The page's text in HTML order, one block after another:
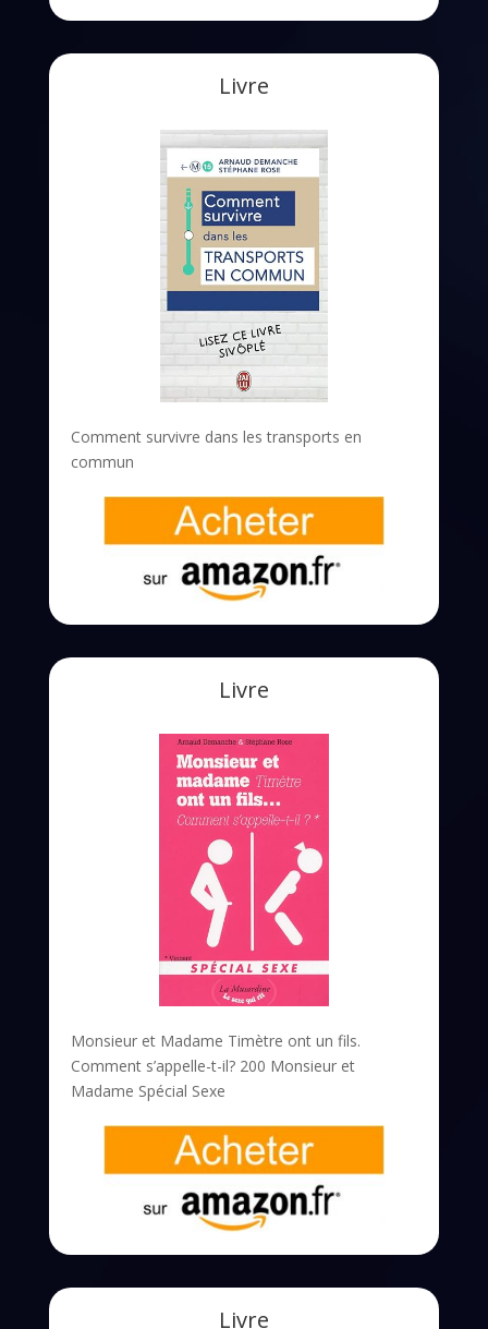
Livre
Comment survivre dans les transports en
commun
Livre
Monsieur et Madame Timètre ont un fils.
Comment s’appelle-t-il? 200 Monsieur et
Madame Spécial Sexe
Livre